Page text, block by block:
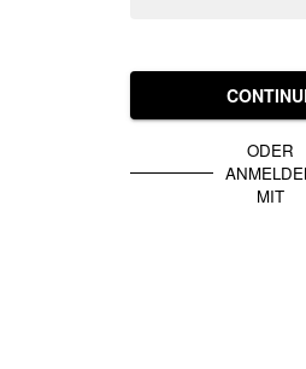
ODER
MIT